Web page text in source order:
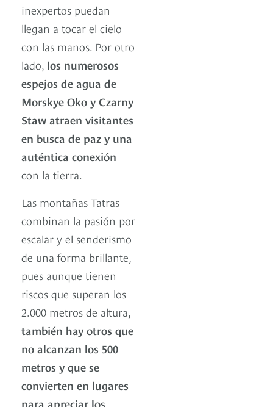
inexpertos puedan
llegan a tocar el cielo
con las manos. Por otro
lado, los numerosos
espejos de agua de
Morskye Oko y Czarny
Staw atraen visitantes
en busca de paz y una
auténtica conexión
con la tierra.
Las montañas Tatras
combinan la pasión por
escalar y el senderismo
de una forma brillante,
pues aunque tienen
riscos que superan los
2.000 metros de altura,
también hay otros que
no alcanzan los 500
metros y que se
convierten en lugares
para apreciar los